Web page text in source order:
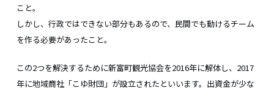
こと。
しかし、行政ではできない部分もあるので、民間でも動けるチーム
を作る必要があったこと。
この2つを解決するために新富町観光協会を2016年に解体し、2017
年に地域商社「こゆ財団」が設立されたといいます。出資金が少な